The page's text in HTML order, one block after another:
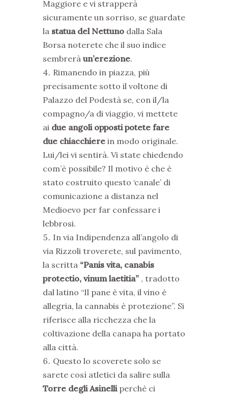
Maggiore e vi strapperà
sicuramente un sorriso, se guardate
la statua del Nettuno dalla Sala
Borsa noterete che il suo indice
sembrerà un’erezione.
Rimanendo in piazza, più
precisamente sotto il voltone di
Palazzo del Podestà se, con il/la
compagno/a di viaggio, vi mettete
ai due angoli opposti potete fare
due chiacchiere in modo originale.
Lui/lei vi sentirà. Vi state chiedendo
com’è possibile? Il motivo è che è
stato costruito questo ‘canale’ di
comunicazione a distanza nel
Medioevo per far confessare i
lebbrosi.
In via Indipendenza all’angolo di
via Rizzoli troverete, sul pavimento,
la scritta “Panis vita, canabis
protectio, vinum laetitia” , tradotto
dal latino “Il pane è vita, il vino è
allegria, la cannabis è protezione”. Si
riferisce alla ricchezza che la
coltivazione della canapa ha portato
alla città.
Questo lo scoverete solo se
sarete così atletici da salire sulla
Torre degli Asinelliperchè ci